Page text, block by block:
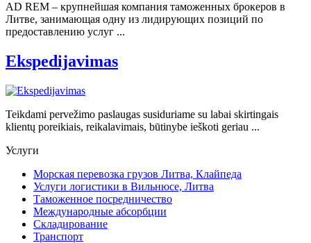
AD REM – крупнейшая компания таможенных брокеров в
Литве, занимающая одну из лидирующих позиций по
предоставлению услуг ...
Ekspedijavimas
Teikdami pervežimo paslaugas susiduriame su labai skirtingais
klientų poreikiais, reikalavimais, būtinybe ieškoti geriau ...
Услуги
Морская перевозка грузов Литва, Клайпеда
Услуги логистики в Вильнюсе, Литва
Таможенное посредничество
Международные абсорбции
Складирование
Транспорт